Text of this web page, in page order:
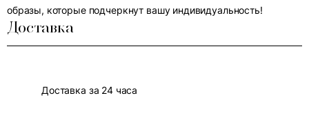
образы, которые подчеркнут вашу индивидуальность!
Доставка
Доставка за 24 часа